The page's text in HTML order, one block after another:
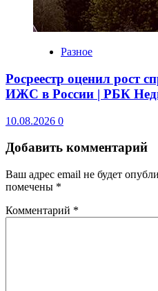
Разное
Росреестр оценил рост
ИЖС в России | РБК
10.08.2026 0
Добавить комментарий
Ваш адрес email не будет
помечены *
Комментарий *